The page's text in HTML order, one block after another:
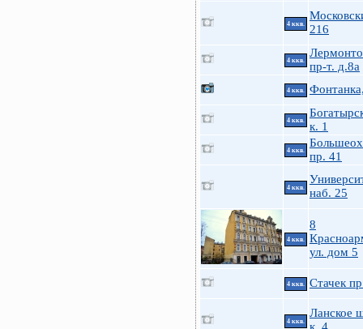
4 ккв.
216
4 ккв.
пр-т. д.8а
4 ккв.
4 ккв.
к. 1
4 ккв.
пр. 41
4 ккв.
наб. 25
4 ккв.
8
ул. дом 5
4 ккв. Стачек
4 ккв.
Ланское